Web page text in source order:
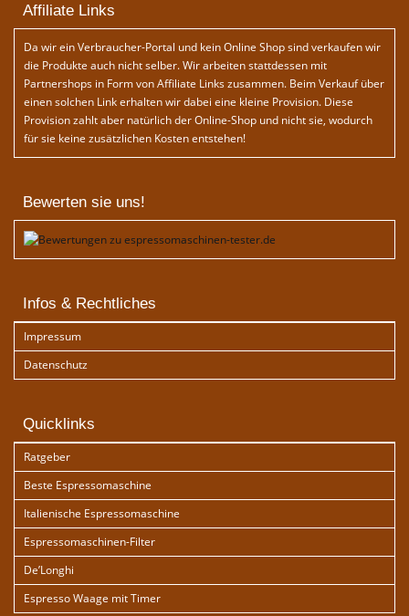
Affiliate Links
Da wir ein Verbraucher-Portal und kein Online Shop sind verkaufen wir
die Produkte auch nicht selber. Wir arbeiten stattdessen mit
Partnershops in Form von Affiliate Links zusammen. Beim Verkauf über
einen solchen Link erhalten wir dabei eine kleine Provision. Diese
Provision zahlt aber natürlich der Online-Shop und nicht sie, wodurch
für sie keine zusätzlichen Kosten entstehen!
Bewerten sie uns!
Infos & Rechtliches
Impressum
Datenschutz
Quicklinks
Ratgeber
Beste Espressomaschine
Italienische Espressomaschine
Espressomaschinen-Filter
De’Longhi
Espresso Waage mit Timer